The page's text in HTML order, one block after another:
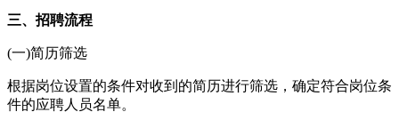
三、招聘流程
(一)简历筛选
根据岗位设置的条件对收到的简历进行筛选，确定符合岗位条
件的应聘人员名单。